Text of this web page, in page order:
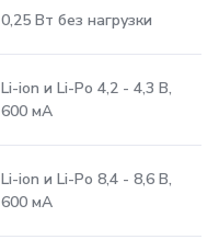
0,25 Вт без нагрузки
Li-ion и Li-Po 4,2 - 4,3 В,
600 мА
Li-ion и Li-Po 8,4 - 8,6 В,
600 мА